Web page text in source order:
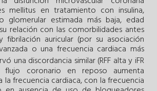
mellitus en tratamiento con insulina,
glomerular estimada más baja, edad
relación con las comorbilidades antes
fibrilación auricular (por su asociación
o una frecuencia cardiaca más
una discordancia similar (RFF alta y iFR
coronario en reposo aumenta
la frecuencia cardiaca, con la frecuencia